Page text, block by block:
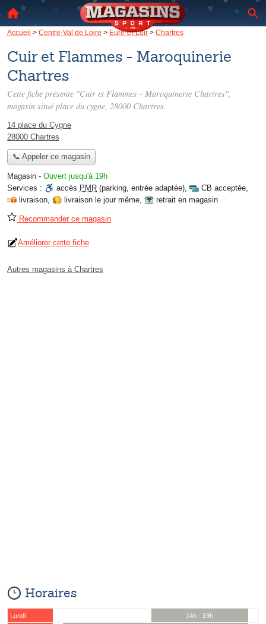
Accueil > Centre-Val de Loire > Eure-et-Loir > Chartres
Cuir et Flammes - Maroquinerie
Chartres
Cette fiche présente "Cuir et Flammes - Maroquinerie Chartres",
magasin situé place du cygne, 28000 Chartres.
14 place du Cygne
28000 Chartres
📞 Appeler ce magasin
Magasin - Ouvert jusqu'à 19h
Services :
accès PMR (parking, entrée adaptée), CB acceptée,
livraison, livraison le jour même, retrait en magasin
Recommander ce magasin
Améliorer cette fiche
Autres magasins à Chartres
Horaires
Lundi
14h - 19h